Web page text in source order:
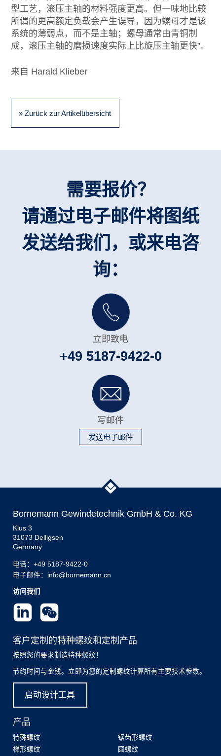
型工艺，滚压主轴的材料强度更高。但一味地比较
所谓的更高额定负载会产生误导，因为螺母才是该
系统的薄弱点，而不是主轴；螺母通常由青铜制
成，滚压主轴的磨损速度实际上比旋压主轴更快”。
来自 Harald Klieber
» Zurück zur Artikelübersicht
需要报价？
请通过电子邮件将图纸
发送给我们，或来电咨
询：
立即致电
+49 5187-9422-0
写邮件
发送电子邮件
Bornemann Gewindetechnik GmbH & Co. KG
Klus 3
31073 Delligsen
Germany
电话： +49 5187-9422-0
电子邮件：info@bornemann.cn
访问我们
客户定制的特种螺纹和定制产品
按照您的要求制造特种螺纹！
节约时间与金钱。立即为您的定制螺纹计算所有主要技术参数。
启动设计工具
产品
特殊螺纹
梯形螺纹
锯齿形螺纹
圆螺纹